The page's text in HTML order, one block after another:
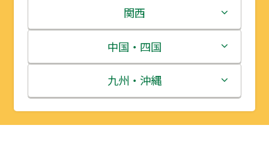
岩手県
宮城県
秋田県
山形県
栃木県
群馬県
埼玉県
千葉県
新潟県
富山県
石川県
福井県
関西
三重県
滋賀県
京都府
中国・四国
鳥取県
島根県
九州・沖縄
福岡県